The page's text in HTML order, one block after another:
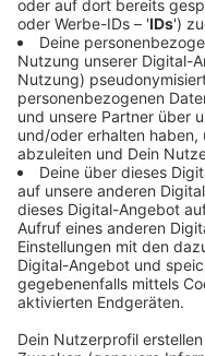
Veranstalter. Ab
dann mehr und mehr
nach Wiesdorf
auch in Opladen los
Bergische Dorf. So
Besucher in Opladen
Märkte am 23.
Anzeige
Mehr Meldungen